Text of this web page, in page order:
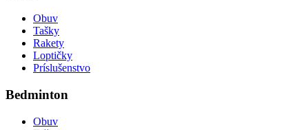
Obuv
Tašky
Rakety
Loptičky
Príslušenstvo
Bedminton
Obuv